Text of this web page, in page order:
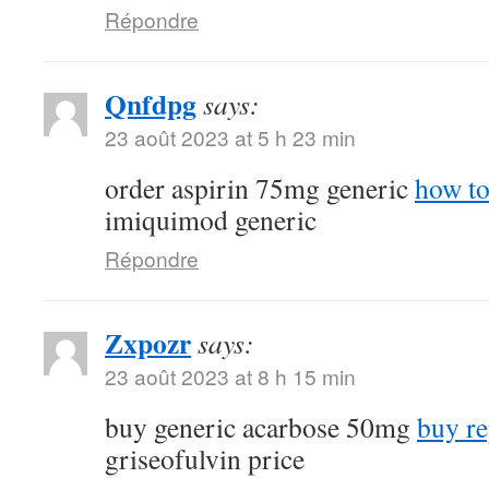
Répondre
Qnfdpgsays:
23 août 2023 at 5 h 23 min
order aspirin 75mg generichow
imiquimod generic
Répondre
Zxpozrsays:
23 août 2023 at 8 h 15 min
buy generic acarbose 50mg buy
griseofulvin price